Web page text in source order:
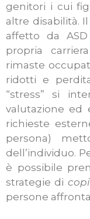
genitori i cui
altre disabilità.
affetto da
propria
rimaste
ridotti e
“stress” si
valutazione
richieste
persona)
dell’individuo.
è possibile
strategie di
persone